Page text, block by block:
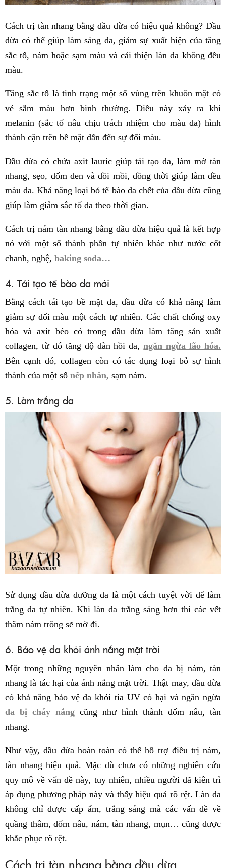
Cách trị tàn nhang bằng dầu dừa có hiệu quả không? Dầu
dừa có thể giúp làm sáng da, giảm sự xuất hiện của tăng
sắc tố, nám hoặc sạm màu và cải thiện làn da không đều
màu.
Tăng sắc tố là tình trạng một số vùng trên khuôn mặt có
vẻ sẫm màu hơn bình thường. Điều này xảy ra khi
melanin (sắc tố nâu chịu trách nhiệm cho màu da) hình
thành cặn trên bề mặt dẫn đến sự đổi màu.
Dầu dừa có chứa axit lauric giúp tái tạo da, làm mờ tàn
nhang, sẹo, đốm đen và đồi mồi, đồng thời giúp làm đều
màu da. Khả năng loại bỏ tế bào da chết của dầu dừa cũng
giúp làm giảm sắc tố da theo thời gian.
Cách trị nám tàn nhang bằng dầu dừa hiệu quả là kết hợp
nó với một số thành phần tự nhiên khác như nước cốt
chanh, nghệ, baking soda…
4. Tái tạo tế bào da mới
Bằng cách tái tạo bề mặt da, dầu dừa có khả năng làm
giảm sự đổi màu một cách tự nhiên. Các chất chống oxy
hóa và axit béo có trong dầu dừa làm tăng sản xuất
collagen, từ đó tăng độ đàn hồi da,ngăn ngừa lão hóa.
Bên cạnh đó, collagen còn có tác dụng loại bỏ sự hình
thành của một số nếp nhăn, sạm nám.
5. Làm trắng da
Sử dụng dầu dừa dưỡng da là một cách tuyệt vời để làm
trắng da tự nhiên. Khi làn da trắng sáng hơn thì các vết
thâm nám trông sẽ mờ đi.
6. Bảo vệ da khỏi ánh nắng mặt trời
Một trong những nguyên nhân làm cho da bị nám, tàn
nhang là tác hại của ánh nắng mặt trời. Thật may, dầu dừa
có khả năng bảo vệ da khỏi tia UV có hại và ngăn ngừa
da bị cháy nắng cũng như hình thành đốm nâu, tàn
nhang.
Như vậy, dầu dừa hoàn toàn có thể hỗ trợ điều trị nám,
tàn nhang hiệu quả. Mặc dù chưa có những nghiên cứu
quy mô về vấn đề này, tuy nhiên, nhiều người đã kiên trì
áp dụng phương pháp này và thấy hiệu quả rõ rệt. Làn da
không chỉ được cấp ẩm, trắng sáng mà các vấn đề về
quầng thâm, đốm nâu, nám, tàn nhang, mụn… cũng được
khắc phục rõ rệt.
Cách trị tàn nhang bằng dầu dừa